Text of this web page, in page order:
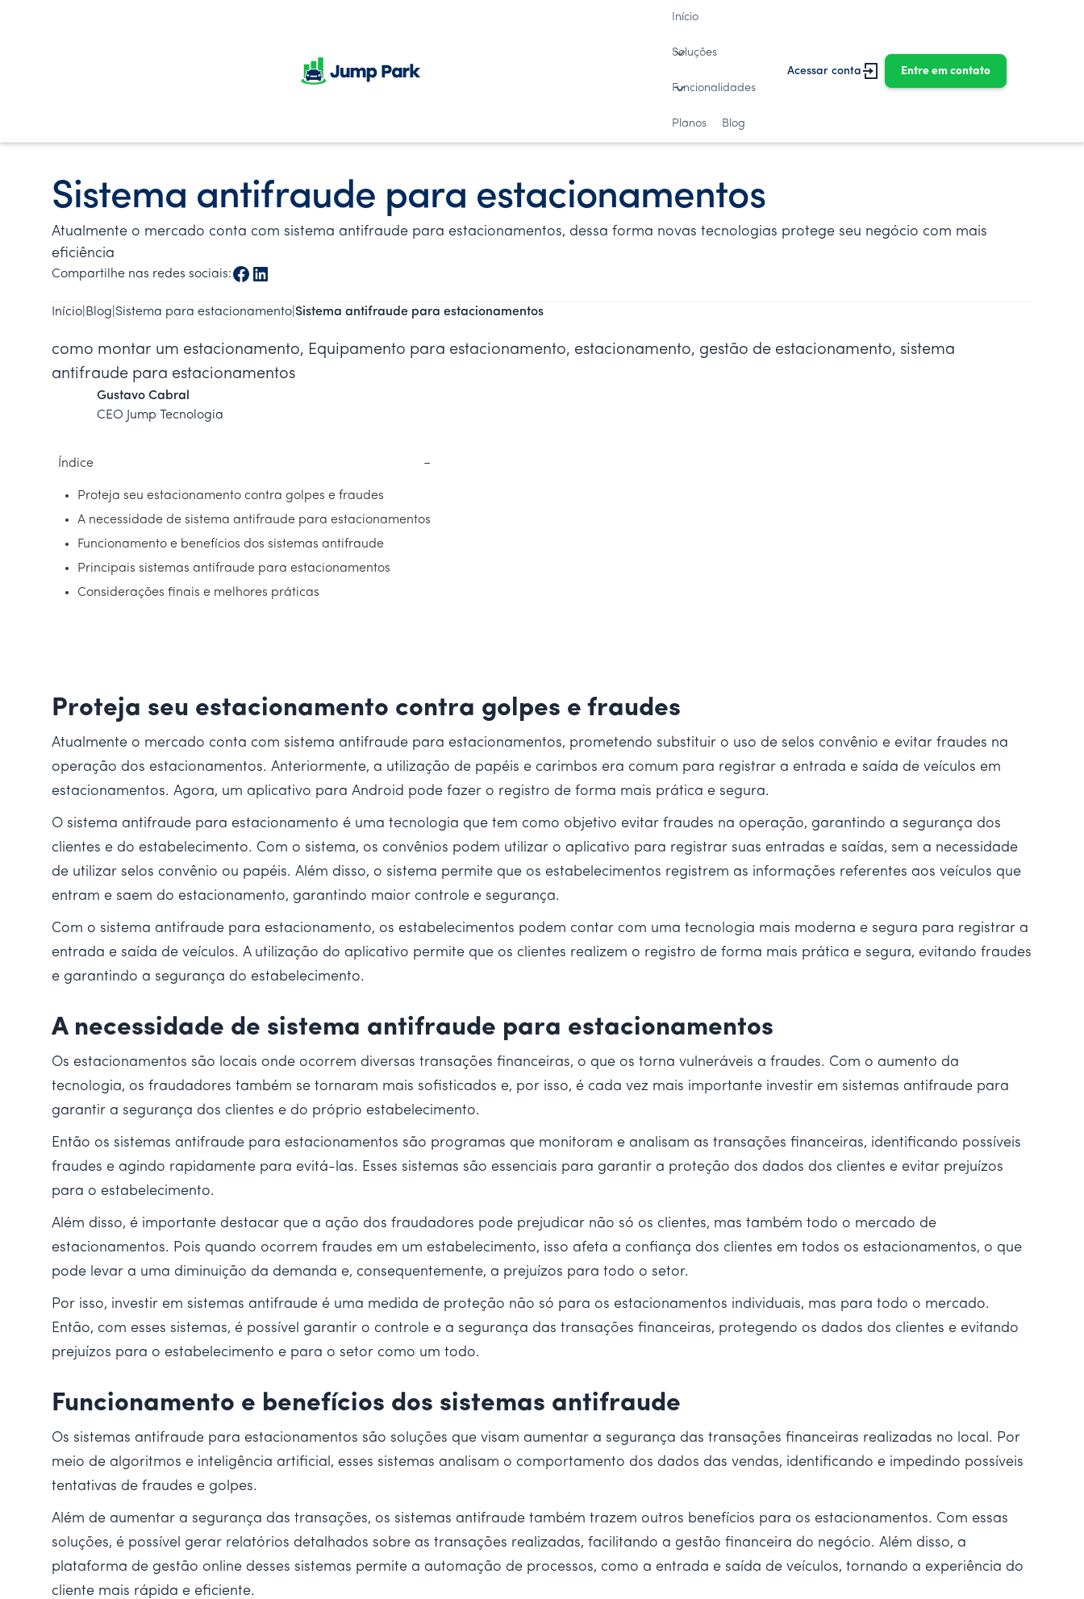
Início
Soluções
Funcionalidades
Planos Blog
Acessar conta Entre em contato
Sistema antifraude para estacionamentos
Atualmente o mercado conta com sistema antifraude para estacionamentos, dessa forma novas tecnologias protege seu negócio com mais
eficiência
Compartilhe nas redes sociais:
Início Blog Sistema para estacionamento Sistema antifraude para estacionamentos
como montar um estacionamento, Equipamento para estacionamento, estacionamento, gestão de estacionamento, sistema
antifraude para estacionamentos
Gustavo Cabral
CEO Jump Tecnologia
Índice −
Proteja seu estacionamento contra golpes e fraudes
A necessidade de sistema antifraude para estacionamentos
Funcionamento e benefícios dos sistemas antifraude
Principais sistemas antifraude para estacionamentos
Considerações finais e melhores práticas
Proteja seu estacionamento contra golpes e fraudes
Atualmente o mercado conta com sistema antifraude para estacionamentos, prometendo substituir o uso de selos convênio e evitar fraudes na
operação dos estacionamentos. Anteriormente, a utilização de papéis e carimbos era comum para registrar a entrada e saída de veículos em
estacionamentos. Agora, um aplicativo para Android pode fazer o registro de forma mais prática e segura.
O sistema antifraude para estacionamento é uma tecnologia que tem como objetivo evitar fraudes na operação, garantindo a segurança dos
clientes e do estabelecimento. Com o sistema, os convênios podem utilizar o aplicativo para registrar suas entradas e saídas, sem a necessidade
de utilizar selos convênio ou papéis. Além disso, o sistema permite que os estabelecimentos registrem as informações referentes aos veículos que
entram e saem do estacionamento, garantindo maior controle e segurança.
Com o sistema antifraude para estacionamento, os estabelecimentos podem contar com uma tecnologia mais moderna e segura para registrar a
entrada e saída de veículos. A utilização do aplicativo permite que os clientes realizem o registro de forma mais prática e segura, evitando fraudes
e garantindo a segurança do estabelecimento.
A necessidade de sistema antifraude para estacionamentos
Os estacionamentos são locais onde ocorrem diversas transações financeiras, o que os torna vulneráveis a fraudes. Com o aumento da
tecnologia, os fraudadores também se tornaram mais sofisticados e, por isso, é cada vez mais importante investir em sistemas antifraude para
garantir a segurança dos clientes e do próprio estabelecimento.
Então os sistemas antifraude para estacionamentos são programas que monitoram e analisam as transações financeiras, identificando possíveis
fraudes e agindo rapidamente para evitá-las. Esses sistemas são essenciais para garantir a proteção dos dados dos clientes e evitar prejuízos
para o estabelecimento.
Além disso, é importante destacar que a ação dos fraudadores pode prejudicar não só os clientes, mas também todo o mercado de
estacionamentos. Pois quando ocorrem fraudes em um estabelecimento, isso afeta a confiança dos clientes em todos os estacionamentos, o que
pode levar a uma diminuição da demanda e, consequentemente, a prejuízos para todo o setor.
Por isso, investir em sistemas antifraude é uma medida de proteção não só para os estacionamentos individuais, mas para todo o mercado.
Então, com esses sistemas, é possível garantir o controle e a segurança das transações financeiras, protegendo os dados dos clientes e evitando
prejuízos para o estabelecimento e para o setor como um todo.
Funcionamento e benefícios dos sistemas antifraude
Os sistemas antifraude para estacionamentos são soluções que visam aumentar a segurança das transações financeiras realizadas no local. Por
meio de algoritmos e inteligência artificial, esses sistemas analisam o comportamento dos dados das vendas, identificando e impedindo possíveis
tentativas de fraudes e golpes.
Além de aumentar a segurança das transações, os sistemas antifraude também trazem outros benefícios para os estacionamentos. Com essas
soluções, é possível gerar relatórios detalhados sobre as transações realizadas, facilitando a gestão financeira do negócio. Além disso, a
plataforma de gestão online desses sistemas permite a automação de processos, como a entrada e saída de veículos, tornando a experiência do
cliente mais rápida e eficiente.